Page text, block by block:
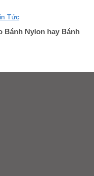
Tức
Bánh Nylon hay Bánh